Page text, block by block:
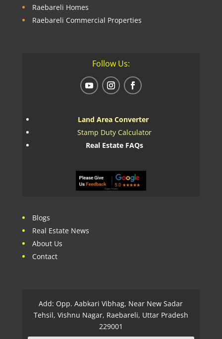
Raebareli Homes
Raebareli Commercial Properties
Follow Us:
Land Area Converter
Stamp Duty Calculator
Real Estate FAQs
Blogs
Real Estate News
About Us
Contact
Add: Opp. Aabkari Vibhag, Near New Sadar
Tehsil, Vishnu Nagar, Raebareli, Uttar Pradesh
229001